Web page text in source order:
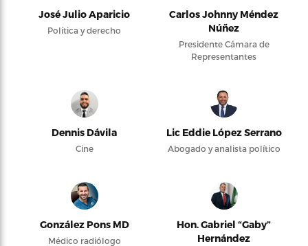
José Julio Aparicio
Política y derecho
Carlos Johnny Méndez
Núñez
Presidente Cámara de
Representantes
Dennis Dávila
Cine
Lic Eddie López Serrano
Abogado y analista político
González Pons MD
Médico radiólogo
Hon. Gabriel “Gaby”
Hernández